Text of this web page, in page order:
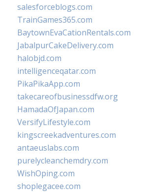
salesforceblogs.com
TrainGames365.com
BaytownEvaCationRentals.com
JabalpurCakeDelivery.com
halobjd.com
intelligenceqatar.com
PikaPikaApp.com
takecareofbusinessdfw.org
HamadaOfJapan.com
VersifyLifestyle.com
kingscreekadventures.com
antaeuslabs.com
purelycleanchemdry.com
WishOping.com
shoplegacee.com